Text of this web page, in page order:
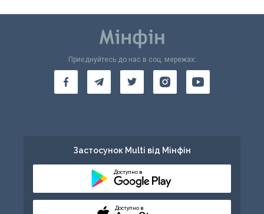
Приєднуйтесь до нас в соц. мережах:
Застосунок Multi від Мінфін
Доступно в
Доступно в